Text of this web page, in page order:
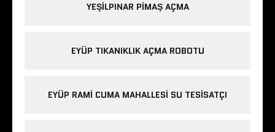
YEŞILPINAR PIMAŞ AÇMA
EYÜP TIKANIKLIK AÇMA ROBOTU
EYÜP RAMI CUMA MAHALLESI SU TESISATÇI